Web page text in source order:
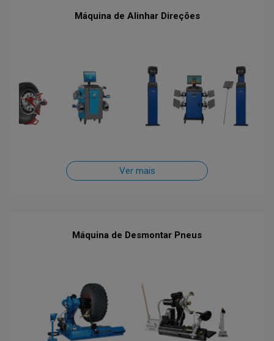
Máquina de Alinhar Direções
Ver mais
Máquina de Desmontar Pneus